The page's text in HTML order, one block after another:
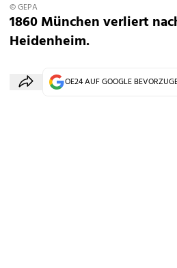
© GEPA
1860 München verliert
Heidenheim.
OE24 AUF GOOGLE